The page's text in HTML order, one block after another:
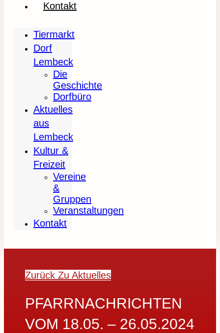
Kontakt
Tiermarkt
Dorf
Lembeck
Die
Geschichte
Dorfbüro
Aktuelles
aus
Lembeck
Kultur &
Freizeit
Vereine
&
Gruppen
Veranstaltungen
Kontakt
Zurück Zu Aktuelles
PFARRNACHRICHTEN
VOM 18.05. – 26.05.2024